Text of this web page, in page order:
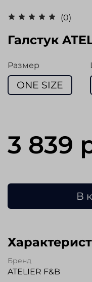
(0)
Галстук
Размер
ONE SIZE
3 839
В
Бренд
ATELIER F&B